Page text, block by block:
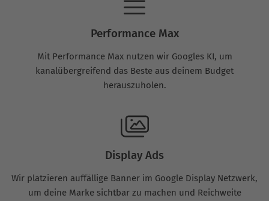
Performance Max
Mit Performance Max nutzen wir Googles KI, um
kanalübergreifend das Beste aus deinem Budget
herauszuholen.
Display Ads
Wir platzieren auffällige Banner im Google Display Netzwerk,
um deine Marke sichtbar zu machen und Reichweite